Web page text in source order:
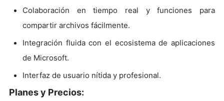
Colaboración en tiempo real y funciones para
compartir archivos fácilmente.
Integración fluida con el ecosistema de aplicaciones
de Microsoft.
Interfaz de usuario nítida y profesional.
Planes y Precios: